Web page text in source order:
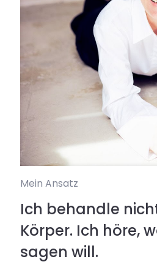
Mein Ansatz
Ich behandle
Körper. Ich höre,
sagen will.